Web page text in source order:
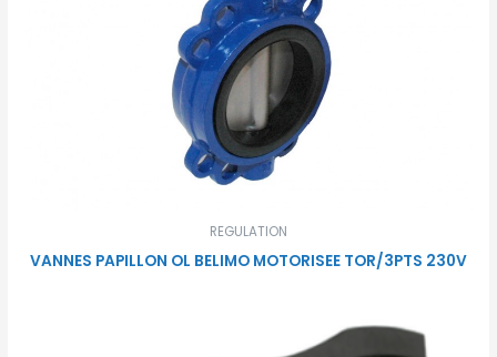
REGULATION
VANNES PAPILLON OL BELIMO MOTORISEE TOR/3PTS 230V